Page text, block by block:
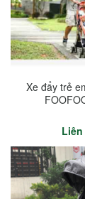
Xe đẩy trẻ